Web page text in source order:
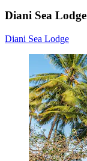
Diani Sea Lodge
Diani Sea Lodge